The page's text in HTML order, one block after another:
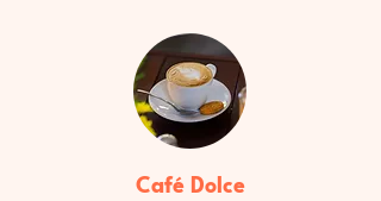
Café Dolce